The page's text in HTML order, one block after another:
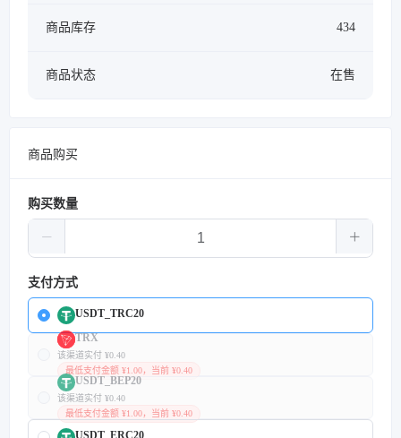
商品库存 434
商品状态 在售
商品购买
购买数量
支付方式
USDT_TRC20
TRX
该渠道实付 ¥0.40
最低支付金额 ¥1.00，当前 ¥0.40
USDT_BEP20
该渠道实付 ¥0.40
最低支付金额 ¥1.00，当前 ¥0.40
USDT_ERC20